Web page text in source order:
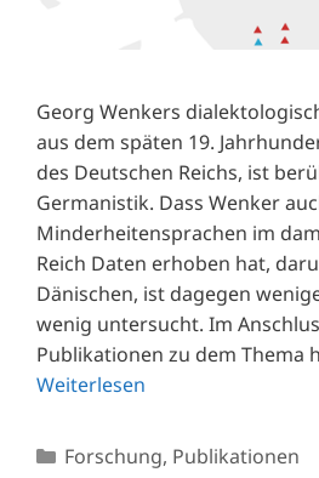
Georg Wenkers
aus dem späten 19.
des Deutschen Reichs, ist
Germanistik. Dass Wenker
Minderheitensprachen im
Reich Daten erhoben hat,
Dänischen, ist dagegen
wenig untersucht. Im
Publikationen zu dem Thema
Weiterlesen
Kategorien
Forschung, Publikationen